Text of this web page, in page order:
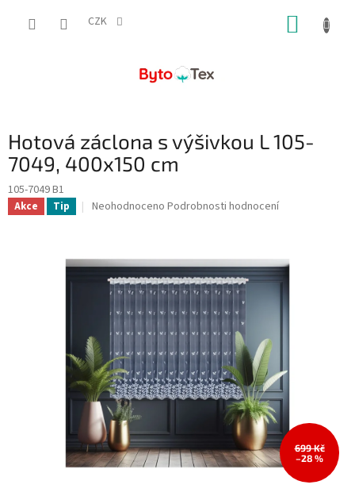
CZK
Hotová záclona s výšivkou L 105-
7049, 400x150 cm
105-7049 B1
Akce Tip
Průměrné
0,0
hvězdiček.
Neohodnoceno Podrobnosti hodnocení
699 Kč
–28 %